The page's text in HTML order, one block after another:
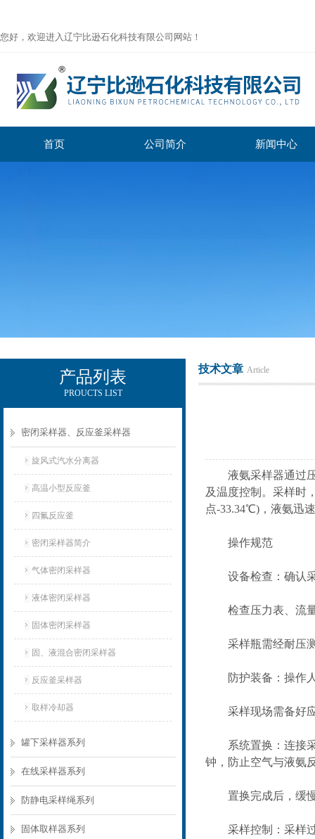
您好，欢迎进入辽宁比逊石化科技有限公司网站！
首页 公司简介 新闻中心
产品列表
PROUCTS LIST
密闭采样器、反应釜采样器
旋风式汽水分离器
高温小型反应釜
四氟反应釜
密闭采样器简介
气体密闭采样器
液体密闭采样器
固体密闭采样器
固、液混合密闭采样器
反应釜采样器
取样冷却器
罐下采样器系列
在线采样器系列
防静电采样绳系列
固体取样器系列
技术文章 Article
液氨采样器通过压
及温度控制。采样时
点-33.34℃)，液氨迅
操作规范
设备检查：确认采
检查压力表、流量
采样瓶需经耐压测
防护装备：操作人
采样现场需备好应
系统置换：连接采
钟，防止空气与液氨
置换完成后，缓慢
采样控制：采样过